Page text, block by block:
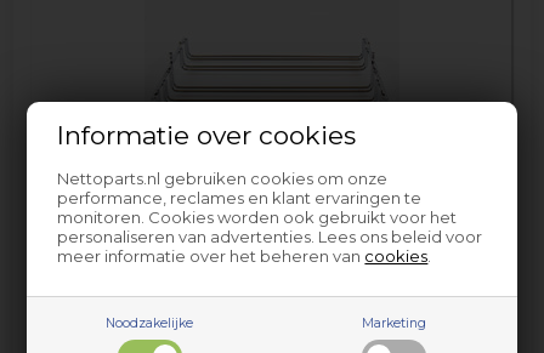
Informatie over cookies
Nettoparts.nl gebruiken cookies om onze
performance, reclames en klant ervaringen te
monitoren. Cookies worden ook gebruikt voor het
personaliseren van advertenties. Lees ons beleid voor
meer informatie over het beheren van cookies
Noodzakelijke Marketing
Roosterhouder